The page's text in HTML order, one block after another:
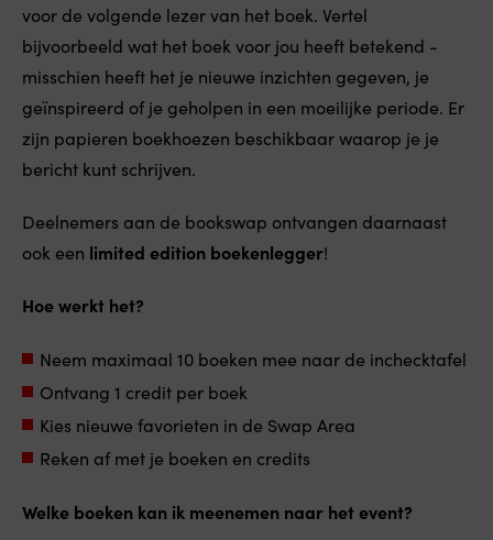
voor de volgende lezer van het boek. Vertel
bijvoorbeeld wat het boek voor jou heeft betekend -
misschien heeft het je nieuwe inzichten gegeven, je
geïnspireerd of je geholpen in een moeilijke periode. Er
zijn papieren boekhoezen beschikbaar waarop je je
bericht kunt schrijven.
Deelnemers aan de bookswap ontvangen daarnaast
ook een limited edition boekenlegger!
Hoe werkt het?
Neem maximaal 10 boeken mee naar de inchecktafel
Ontvang 1 credit per boek
Kies nieuwe favorieten in de Swap Area
Reken af met je boeken en credits
Welke boeken kan ik meenemen naar het event?